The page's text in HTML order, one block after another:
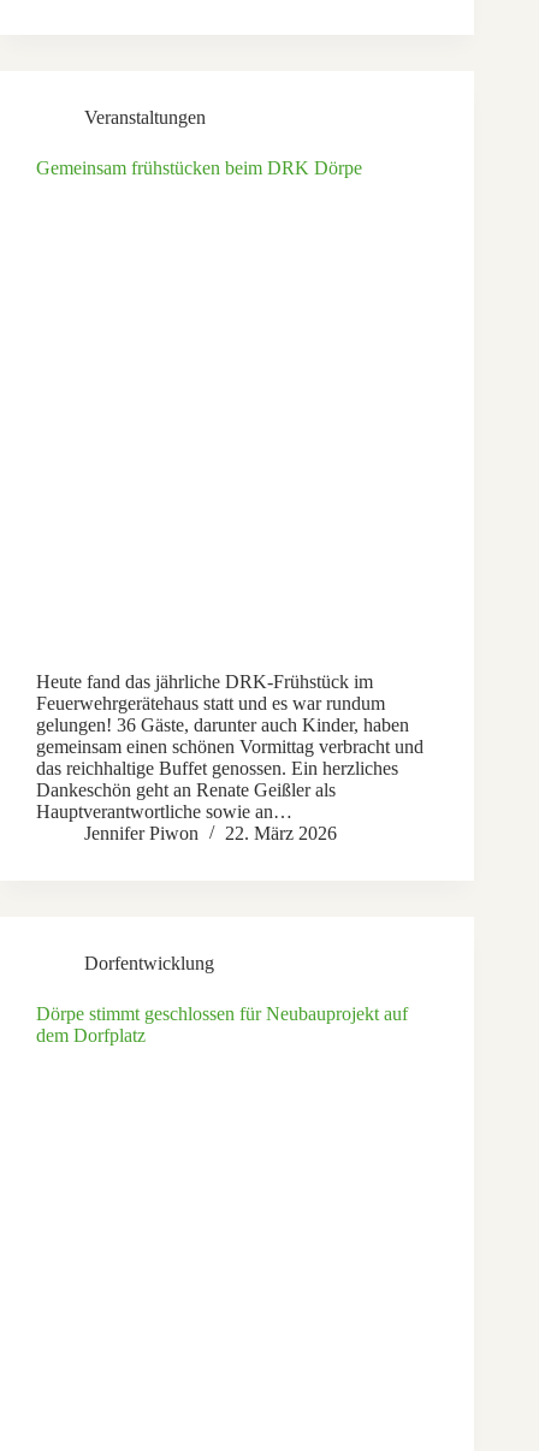
Veranstaltungen
Gemeinsam frühstücken beim DRK Dörpe
Heute fand das jährliche DRK-Frühstück im
Feuerwehrgerätehaus statt und es war rundum
gelungen! 36 Gäste, darunter auch Kinder, haben
gemeinsam einen schönen Vormittag verbracht und
das reichhaltige Buffet genossen. Ein herzliches
Dankeschön geht an Renate Geißler als
Hauptverantwortliche sowie an…
Jennifer Piwon
22. März 2026
Dorfentwicklung
Dörpe stimmt geschlossen für Neubauprojekt auf
dem Dorfplatz